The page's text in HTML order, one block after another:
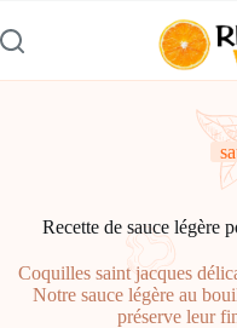
au
contenu
Recette de sauce légère
Coquilles saint jacques
Notre sauce légère au
préserve leur